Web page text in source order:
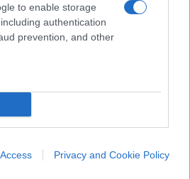
to enable storage
authentication
prevention, and other
Privacy and Cookie Policy
sa sempre come
altri economisti, parlare
che si è letto il giorno
abbiamo 99 probabilità su
abbiano letto. Presentarlo